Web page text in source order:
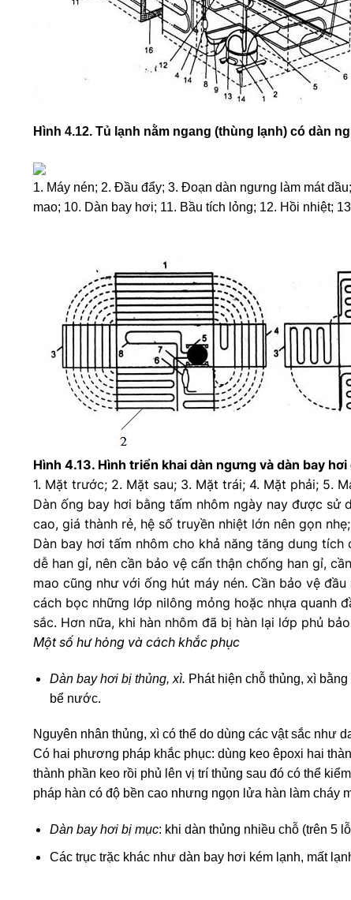
Hình 4.12. Tủ lạnh nằm ngang (thùng lạnh) có dàn
1. Máy nén; 2. Đầu đẩy; 3. Đoạn dàn ngưng làm mát
mao; 10. Dàn bay hơi; 11. Bầu tích lỏng; 12. Hồi nhiệt;
Hình 4.13. Hình triển khai dàn ngưng và dàn bay
1. Mặt trước; 2. Mặt sau; 3. Mặt trái; 4. Mặt phải; 5.
Dàn ống bay hơi bằng tấm nhôm ngày nay được sử
cao, giá thành rẻ, hệ số truyền nhiệt lớn nên gọn
Dàn bay hơi tấm nhôm cho khả năng tăng dung
dễ han gỉ, nên cần bảo vệ cẩn thận chống han gỉ,
mao cũng như với ống hút máy nén. Cần bảo vệ
cách bọc những lớp nilông mỏng hoặc nhựa quanh
sắc. Hơn nữa, khi hàn nhôm đã bị hàn lại lớp phủ
Một số hư hỏng và cách khắc phục
Dàn bay hơi bị thủng, xì. Phát hiện chỗ thủng, xì
bể nước.
Nguyên nhân thủng, xì có thể do dùng các vật sắc như
Có hai phương pháp khắc phục: dùng keo êpoxi hai
thành phần keo rồi phủ lên vị trí thủng sau đó có thể
pháp hàn có độ bền cao nhưng ngọn lửa hàn làm cháy
Dàn bay hơi bị mục: khi dàn thủng nhiều chỗ (trên 5
Các trục trặc khác như dàn bay hơi kém lạnh, mất